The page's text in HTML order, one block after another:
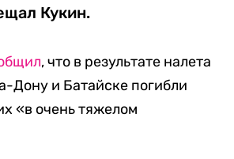
Кукин.
, что в результате налета
Дону и Батайске погибли
«в очень тяжелом